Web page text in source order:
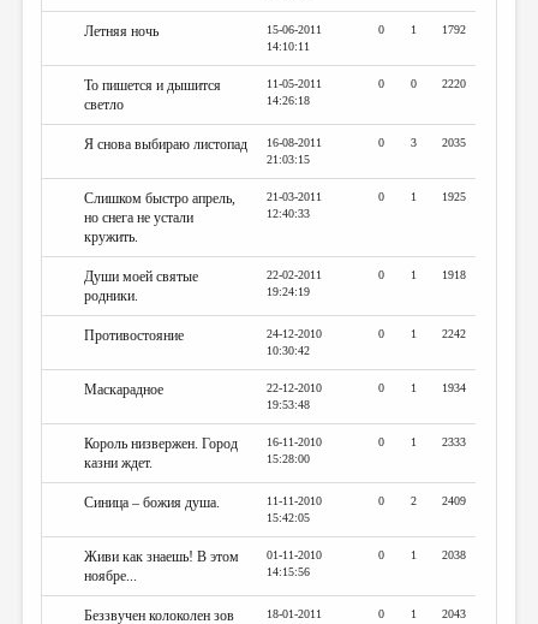
Летняя ночь
15-06-2011
14:10:11
0 1 1792
То пишется и дышится
светло
11-05-2011
14:26:18
0 0 2220
Я снова выбираю листопад
16-08-2011
21:03:15
0 3 2035
Слишком быстро апрель,
но снега не устали
кружить.
21-03-2011
12:40:33
0 1 1925
Души моей святые
родники.
22-02-2011
19:24:19
0 1 1918
Противостояние
24-12-2010
10:30:42
0 1 2242
Маскарадное
22-12-2010
19:53:48
0 1 1934
Король низвержен. Город
казни ждет.
16-11-2010
15:28:00
0 1 2333
Синица – божия душа.
11-11-2010
15:42:05
0 2 2409
Живи как знаешь! В этом
ноябре...
01-11-2010
14:15:56
0 1 2038
Беззвучен колоколен зов
18-01-2011
0 1 2043